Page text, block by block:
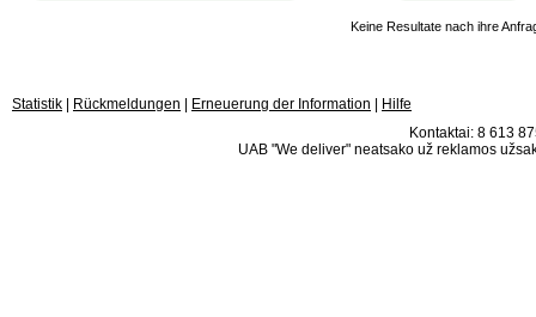
Keine Resultate nach ihre
Statistik Rückmeldungen Erneuerung der Information
Hilfe
Kontaktai: 8 613
UAB "We deliver" neatsako už reklamos